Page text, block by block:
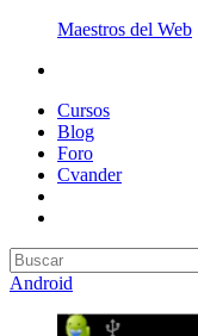
Maestros del Web
Cursos
Blog
Foro
Cvander
Android